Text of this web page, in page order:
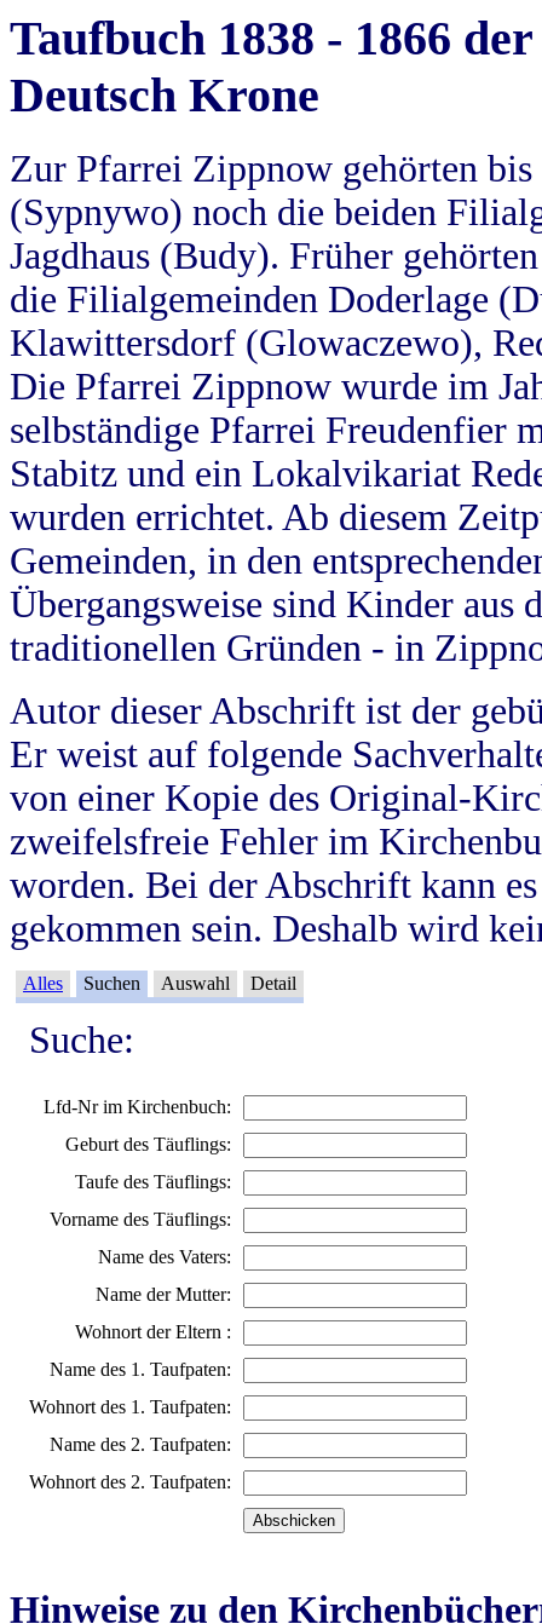
Taufbuch 1838 - 1866
Deutsch Krone
Zur Pfarrei Zippnow gehörten
(Sypnywo) noch die beiden
Jagdhaus (Budy). Früher
die Filialgemeinden Doderlage
Klawittersdorf (Glowaczewo),
Die Pfarrei Zippnow wurde im
selbständige Pfarrei Freudenfier
Stabitz und ein Lokalvikariat
wurden errichtet. Ab diesem
Gemeinden, in den
Übergangsweise sind Kinder aus
traditionellen Gründen - in
Autor dieser Abschrift ist der
Er weist auf folgende
von einer Kopie des Original-
zweifelsfreie Fehler im
worden. Bei der Abschrift kann
gekommen sein. Deshalb wird
Alles Suchen Auswahl Detail
Suche:
Lfd-Nr im Kirchenbuch:
Geburt des Täuflings:
Taufe des Täuflings:
Vorname des Täuflings:
Name des Vaters:
Name der Mutter:
Wohnort der Eltern :
Name des 1. Taufpaten:
Wohnort des 1. Taufpaten:
Name des 2. Taufpaten:
Wohnort des 2. Taufpaten:
Hinweise zu den